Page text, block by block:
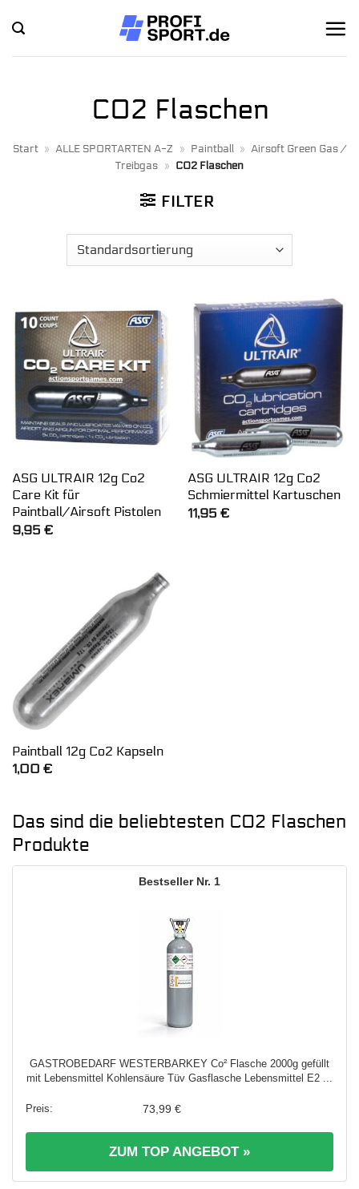
Inhalt
springen
CO2 Flaschen
Start » ALLE SPORTARTEN A-Z » Paintball » Airsoft Green Gas /
Treibgas » CO2 Flaschen
FILTER
ASG ULTRAIR 12g Co2
Care Kit für
Paintball/Airsoft Pistolen
9,95 €
ASG ULTRAIR 12g Co2
Schmiermittel Kartuschen
11,95 €
Paintball 12g Co2 Kapseln
1,00 €
Das sind die beliebtesten CO2 Flaschen
Produkte
1
GASTROBEDARF WESTERBARKEY Co² Flasche 2000g gefüllt
mit Lebensmittel Kohlensäure Tüv Gasflasche Lebensmittel E2 ...
73,99 €
ZUM TOP ANGEBOT »